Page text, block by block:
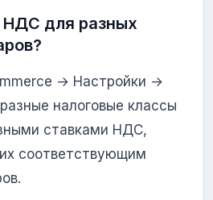
НДС для разных
→ Настройки →
налоговые классы
ставками НДС,
соответствующим